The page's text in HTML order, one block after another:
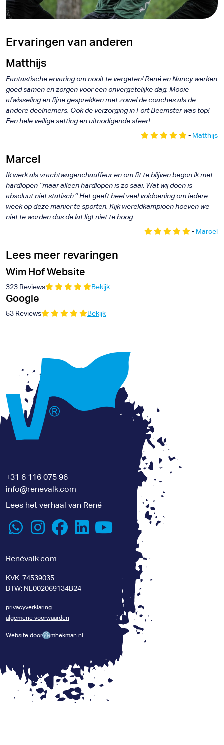
Ervaringen van anderen
Matthijs
Fantastische ervaring om nooit te vergeten! René en Nancy werken
goed samen en zorgen voor een onvergetelijke dag. Mooie
afwisseling en fijne gesprekken met zowel de coaches als de
andere deelnemers. Ook de verzorging in Fort Beemster was top!
Een hele veilige setting en uitnodigende sfeer!
- Matthijs
Marcel
Ik werk als vrachtwagenchauffeur en om fit te blijven begon ik met
hardlopen ‘’maar alleen hardlopen is zo saai. Wat wij doen is
absoluut niet statisch.’’ Het geeft heel veel voldoening om iedere
week op deze manier te sporten. Kijk wereldkampioen hoeven we
niet te worden dus de lat ligt niet te hoog
- Marcel
Lees meer revaringen
Wim Hof Website
323 Reviews Bekijk
Google
53 Reviews Bekijk
+31 6 116 075 96
info@renevalk.com
Lees het verhaal van René
Renévalk.com
KVK: 74539035
BTW: NL002069134B24
privacyverklaring
algemene voorwaarden
Website door mhekman.nl